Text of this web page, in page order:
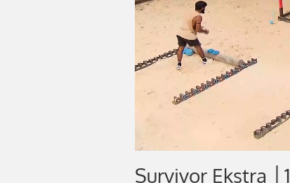
Survivor Ekstra